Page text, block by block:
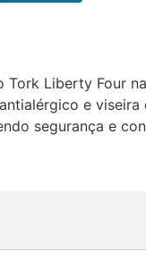
Tork Liberty Four
e
segurança e